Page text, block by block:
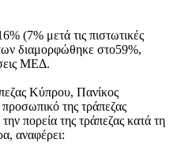
(7% μετά τις πιστωτικές
διαμορφώθηκε στο59%,
ΜΕΔ.
Κύπρου, Πανίκος
της τράπεζας
πορεία της τράπεζας κατά τη
αναφέρει: